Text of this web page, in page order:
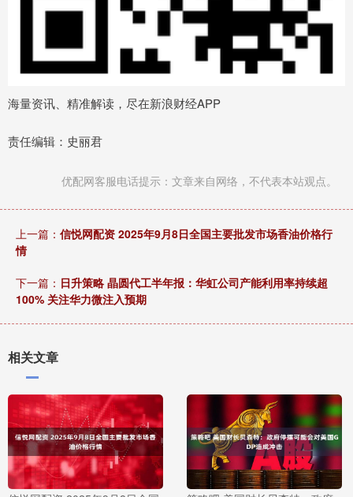
海量资讯、精准解读，尽在新浪财经APP
责任编辑：史丽君
优配网客服电话提示：文章来自网络，不代表本站观点。
上一篇： 信悦网配资 2025年9月8日全国主要批发市场香油价格行
情
下一篇： 日升策略 晶圆代工半年报：华虹公司产能利用率持续超
100% 关注华力微注入预期
相关文章